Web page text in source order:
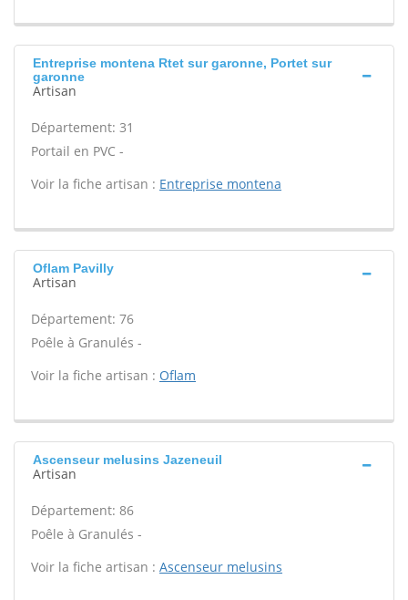
Entreprise montena Rtet sur garonne, Portet sur
garonne
Artisan
Département: 31
Portail en PVC -
Voir la fiche artisan : Entreprise montena
Oflam Pavilly
Artisan
Département: 76
Poêle à Granulés -
Voir la fiche artisan : Oflam
Ascenseur melusins Jazeneuil
Artisan
Département: 86
Poêle à Granulés -
Voir la fiche artisan : Ascenseur melusins